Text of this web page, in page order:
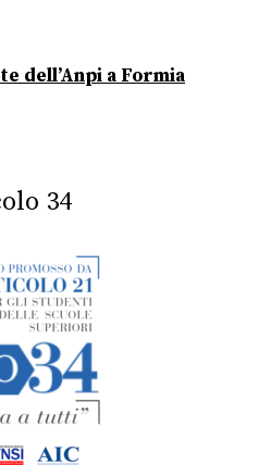
dell’Anpi a Formia
34